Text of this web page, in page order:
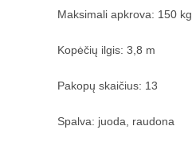
Maksimali apkrova: 150 kg
Kopėčių ilgis: 3,8 m
Pakopų skaičius: 13
Spalva: juoda, raudona